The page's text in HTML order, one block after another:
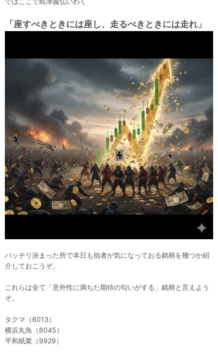
「座すべきときには座し、走るべきときには走れ」
バッチリ決まった所で本日も拙者が気になっておる銘柄を幾つか紹
介しておこうぞ。
これらは全て「意外性に満ちた期待の匂いがする」銘柄と言えよう
ぞ。
タクマ（6013）
横浜丸魚（8045）
平和紙業（9929）